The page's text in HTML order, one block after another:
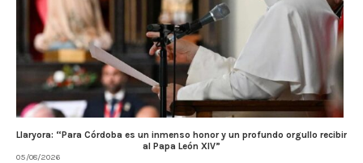
Llaryora: “Para Córdoba es un inmenso honor y un profundo orgullo recibir
al Papa León XIV”
05/08/2026